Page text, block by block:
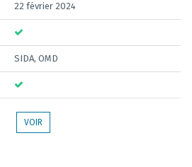
22 février 2024
SIDA, OMD
VOIR